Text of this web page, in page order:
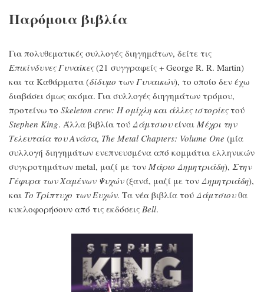
Παρόμοια βιβλία
Για πολυθεματικές συλλογές διηγημάτων, δείτε τις
Επικίνδυνες Γυναίκες(21 συγγραφείς + George R. R. Martin)
και τα Καθάρματα (δίδυμο των Γυναικών), το οποίο δεν έχω
διαβάσει όμως ακόμα. Για συλλογές διηγημάτων τρόμου,
προτείνω το Skeleton crew: Η ομίχλη και άλλες ιστορίεςτού
Stephen King. Άλλα βιβλία τού Δάμτσιουείναι Μέχρι την
Τελευταία του Ανάσα, The Metal Chapters: Volume One (μία
συλλογή διηγημάτων ενεπνευσμένα από κομμάτια ελληνικών
συγκροτημάτων metal, μαζί με τον Μάριο Δημητριάδη), Στην
Γέφυρα των Χαμένων Ψυχών(ξανά, μαζί με τον Δημητριάδη),
και Το Τρίπτυχο των Ευχών. Τα νέα βιβλία τού Δάμτσιουθα
κυκλοφορήσουν από τις εκδόσεις Bell.